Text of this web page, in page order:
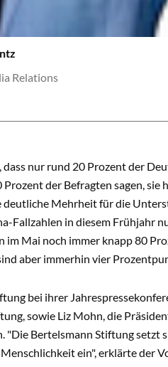
Relations
nur rund 20 Prozent der
der Befragten sagen, sie
Mehrheit für die
Fallzahlen in die­sem Frühjahr
Mai noch immer knapp 80
aber immerhin vier
bei ihrer
sowie Liz Mohn, die
Bertelsmann Stiftung setzt
ein", erklärte der